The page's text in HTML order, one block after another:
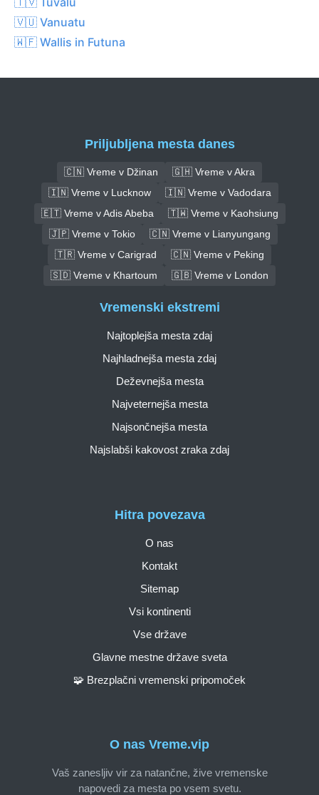
🇻🇺 Vanuatu
🇼🇫 Wallis in Futuna
Priljubljena mesta danes
🇨🇳 Vreme v Džinan
🇬🇭 Vreme v Akra
🇮🇳 Vreme v Lucknow
🇮🇳 Vreme v Vadodara
🇪🇹 Vreme v Adis Abeba
🇹🇼 Vreme v Kaohsiung
🇯🇵 Vreme v Tokio
🇨🇳 Vreme v Lianyungang
🇹🇷 Vreme v Carigrad
🇨🇳 Vreme v Peking
🇸🇩 Vreme v Khartoum
🇬🇧 Vreme v London
O nas Vreme.vip
Vaš zanesljiv vir za natančne, žive vremenske
napovedi za mesta po vsem svetu.
Hitra povezava
O nas
Kontakt
Sitemap
Vsi kontinenti
Vse države
Glavne mestne države sveta
🧩 Brezplačni vremenski pripomoček
Vremenski ekstremi
Najtoplejša mesta zdaj
Najhladnejša mesta zdaj
Deževnejša mesta
Najveternejša mesta
Najsončnejša mesta
Najslabši kakovost zraka zdaj